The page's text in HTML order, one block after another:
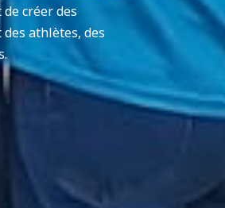
créer des
athlètes, des